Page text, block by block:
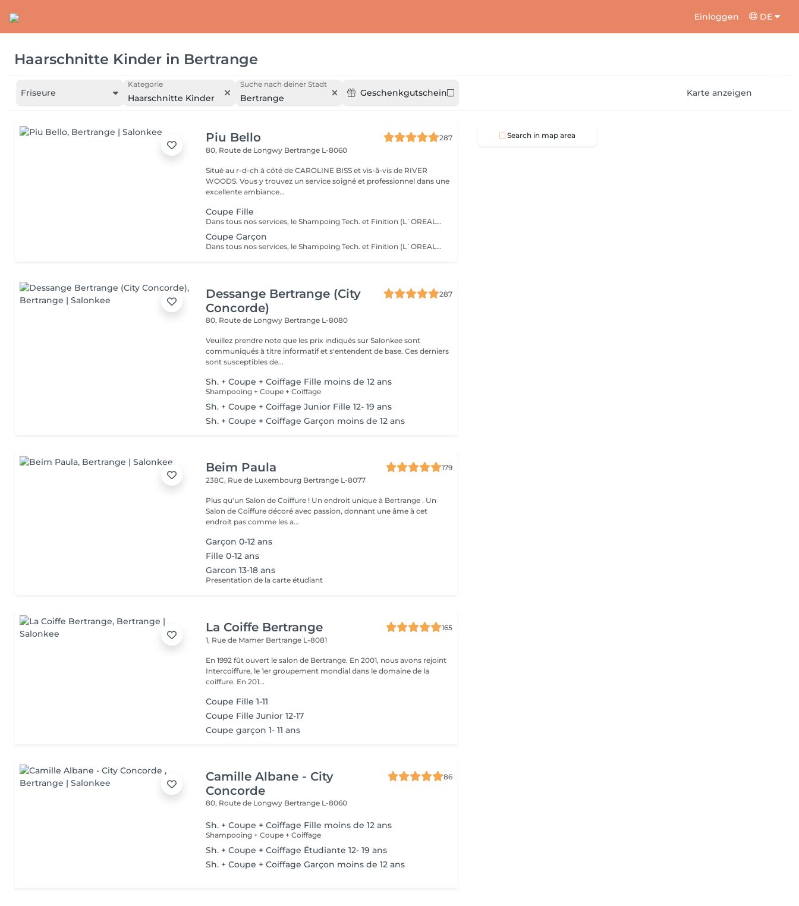
Einloggen DE
Haarschnitte Kinder in Bertrange
Friseure
Kategorie
Haarschnitte Kinder
Suche nach deiner Stadt
Bertrange Geschenkgutschein Karte anzeigen
Piu Bello
287
80, Route de Longwy Bertrange L-8060
Situé au r-d-ch à côté de CAROLINE BISS et vis-â-vis de RIVER
WOODS. Vous y trouvez un service soigné et professionnel dans une
excellente ambiance...
Coupe Fille
Dans tous nos services, le Shampoing Tech. et Finition (L`OREAL)sont compris.
Coupe Garçon
Dans tous nos services, le Shampoing Tech. et Finition (L`OREAL)sont compris.
Dessange Bertrange (City
Concorde)
287
80, Route de Longwy Bertrange L-8080
Veuillez prendre note que les prix indiqués sur Salonkee sont
communiqués à titre informatif et s'entendent de base. Ces derniers
sont susceptibles de...
Sh. + Coupe + Coiffage Fille moins de 12 ans
Shampooing + Coupe + Coiffage
Sh. + Coupe + Coiffage Junior Fille 12- 19 ans
Sh. + Coupe + Coiffage Garçon moins de 12 ans
Beim Paula
179
238C, Rue de Luxembourg Bertrange L-8077
Plus qu'un Salon de Coiffure ! Un endroit unique à Bertrange . Un
Salon de Coiffure décoré avec passion, donnant une âme à cet
endroit pas comme les a...
Garçon 0-12 ans
Fille 0-12 ans
Garcon 13-18 ans
Presentation de la carte étudiant
La Coiffe Bertrange
165
1, Rue de Mamer Bertrange L-8081
En 1992 fût ouvert le salon de Bertrange. En 2001, nous avons rejoint
Intercoiffure, le 1er groupement mondial dans le domaine de la
coiffure. En 201...
Coupe Fille 1-11
Coupe Fille Junior 12-17
Coupe garçon 1- 11 ans
Camille Albane - City
Concorde
86
80, Route de Longwy Bertrange L-8060
Sh. + Coupe + Coiffage Fille moins de 12 ans
Shampooing + Coupe + Coiffage
Sh. + Coupe + Coiffage Étudiante 12- 19 ans
Sh. + Coupe + Coiffage Garçon moins de 12 ans
Search in map area